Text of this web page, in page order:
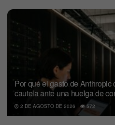
Por qué el gasto de
cautela ante una huelga de
2 DE AGOSTO DE 2026 572